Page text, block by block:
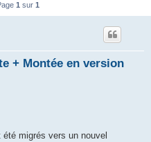
1 sur 1
+ Montée en version
migrés vers un nouvel